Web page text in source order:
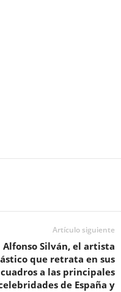
Artículo siguiente
Alfonso Silván, el artista
que retrata en sus
cuadros a las principales
de España y